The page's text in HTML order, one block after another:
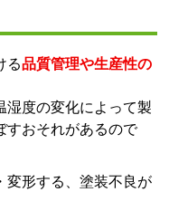
る品質管理や生産性の
湿度の変化によって製
すおそれがあるので
変形する、塗装不良が